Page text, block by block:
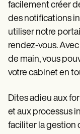
facilement créer
des notifications
utiliser notre
rendez-vous.
de main, vous
votre cabinet en
Dites adieu aux
et aux processus
faciliter la gestion